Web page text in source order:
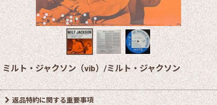
ミルト・ジャクソン（vib）/ミルト・ジャクソン
返品特約に関する重要事項